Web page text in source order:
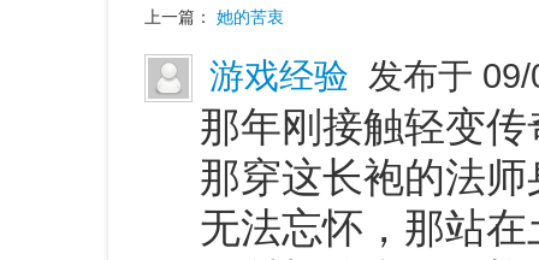
上一篇： 她的苦衷
游戏经验 发布于
那年刚接触轻变
那穿这长袍的法
无法忘怀，那站